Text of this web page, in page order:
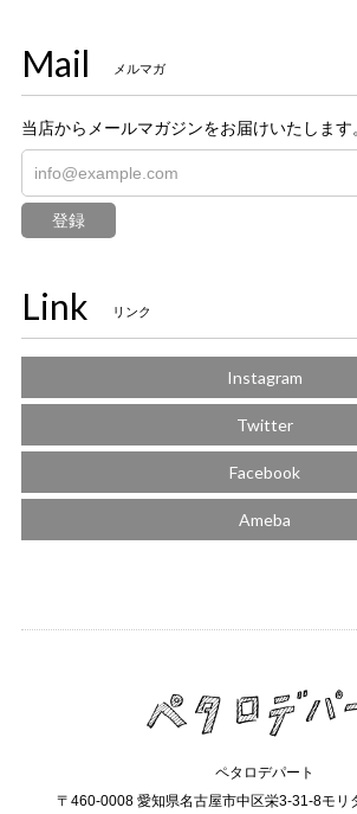
Mail メルマガ
当店からメールマガジンをお届けいたします
登録
Link リンク
Instagram
Twitter
Facebook
Ameba
ペタロデパート
〒460-0008 愛知県名古屋市中区栄3-31-8モリ